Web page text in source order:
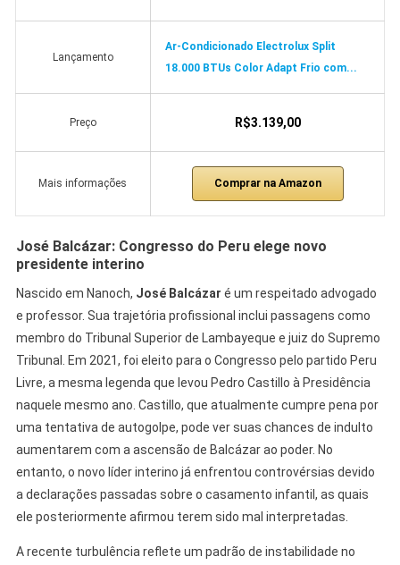
Lançamento
Ar-Condicionado Electrolux Split
18.000 BTUs Color Adapt Frio com...
Preço R$3.139,00
Mais informações Comprar na Amazon
José Balcázar: Congresso do Peru elege novo
presidente interino
Nascido em Nanoch, José Balcázar é um respeitado advogado
e professor. Sua trajetória profissional inclui passagens como
membro do Tribunal Superior de Lambayeque e juiz do Supremo
Tribunal. Em 2021, foi eleito para o Congresso pelo partido Peru
Livre, a mesma legenda que levou Pedro Castillo à Presidência
naquele mesmo ano. Castillo, que atualmente cumpre pena por
uma tentativa de autogolpe, pode ver suas chances de indulto
aumentarem com a ascensão de Balcázar ao poder. No
entanto, o novo líder interino já enfrentou controvérsias devido
a declarações passadas sobre o casamento infantil, as quais
ele posteriormente afirmou terem sido mal interpretadas.
A recente turbulência reflete um padrão de instabilidade no